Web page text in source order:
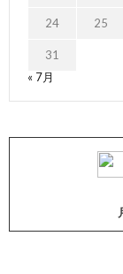
24 25
31
« 7月